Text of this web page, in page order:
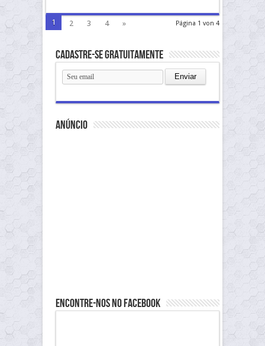
Página 1 von 4
1 2 3 4 »
Cadastre-se gratuitamente
anúncio
Encontre-nos no Facebook